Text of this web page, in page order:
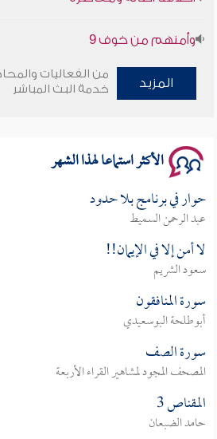
المزيد
من الفعاليات
خدمة البث المباشر
الأكثر استماعا لهذا الشهر
حوار في برنامج بلا حدود
عبد الرحمن السميط
لا أمن إلا في الإيمان!!
سعود الشريم
سورة المنافقون
أبوطلحة البوسعيدي
سورة الصف
المصحف المجود لمشاهير القراء الأربعة
المقناص 3
حامد الضبعان